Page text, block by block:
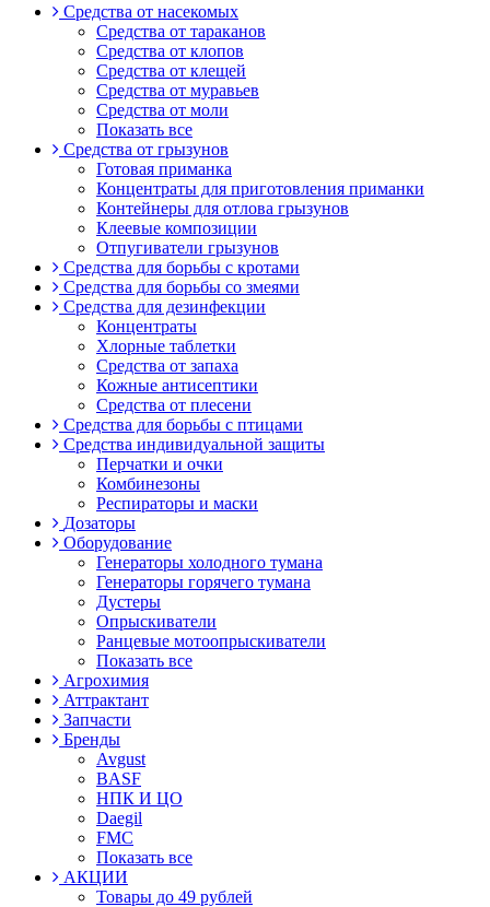
Средства от насекомых
Средства от тараканов
Средства от клопов
Средства от клещей
Средства от муравьев
Средства от моли
Показать все
Средства от грызунов
Готовая приманка
Концентраты для приготовления приманки
Контейнеры для отлова грызунов
Клеевые композиции
Отпугиватели грызунов
Средства для борьбы с кротами
Средства для борьбы со змеями
Средства для дезинфекции
Концентраты
Хлорные таблетки
Средства от запаха
Кожные антисептики
Средства от плесени
Средства для борьбы с птицами
Средства индивидуальной защиты
Перчатки и очки
Комбинезоны
Респираторы и маски
Дозаторы
Оборудование
Генераторы холодного тумана
Генераторы горячего тумана
Дустеры
Опрыскиватели
Ранцевые мотоопрыскиватели
Показать все
Агрохимия
Аттрактант
Запчасти
Бренды
Avgust
BASF
НПК И ЦО
Daegil
FMC
Показать все
АКЦИИ
Товары до 49 рублей